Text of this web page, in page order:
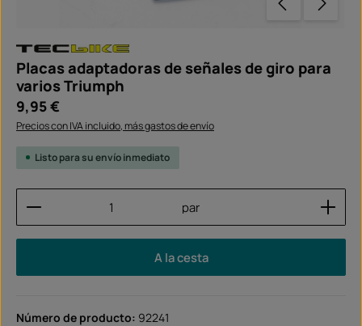
Placas adaptadoras de señales de giro para
varios Triumph
Precio normal:
9,95 €
Precios con IVA incluido, más gastos de envío
Listo para su envío inmediato
Cantidad del producto: introduce la cantidad
par
A la cesta
Número de producto: 92241